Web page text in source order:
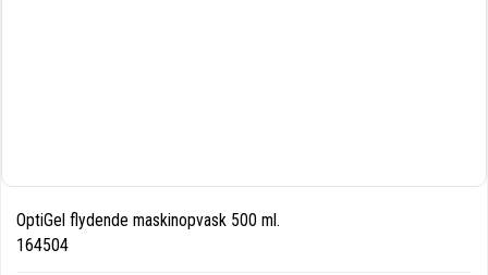
OptiGel flydende maskinopvask 500 ml.
164504